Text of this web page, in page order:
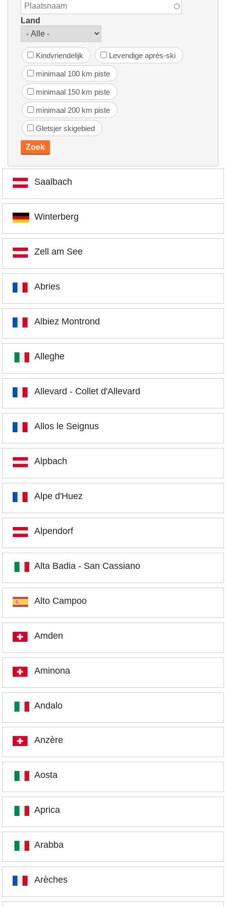
Land
Kindvriendelijk Levendige après-ski
minimaal 100 km piste
minimaal 150 km piste
minimaal 200 km piste
Gletsjer skigebied
Saalbach
Winterberg
Zell am See
Abries
Albiez Montrond
Alleghe
Allevard - Collet d'Allevard
Allos le Seignus
Alpbach
Alpe d'Huez
Alpendorf
Alta Badia - San Cassiano
Alto Campoo
Amden
Aminona
Andalo
Anzère
Aosta
Aprica
Arabba
Arèches